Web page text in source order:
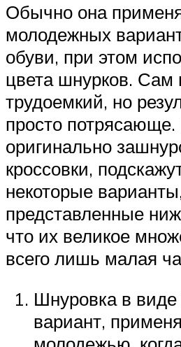
Обычно она
молодежных
обуви, при этом
цвета шнурков. Сам
трудоемкий, но
просто потрясающе.
оригинально
кроссовки,
некоторые
представленные
что их великое
всего лишь малая
Шнуровка в виде
вариант,